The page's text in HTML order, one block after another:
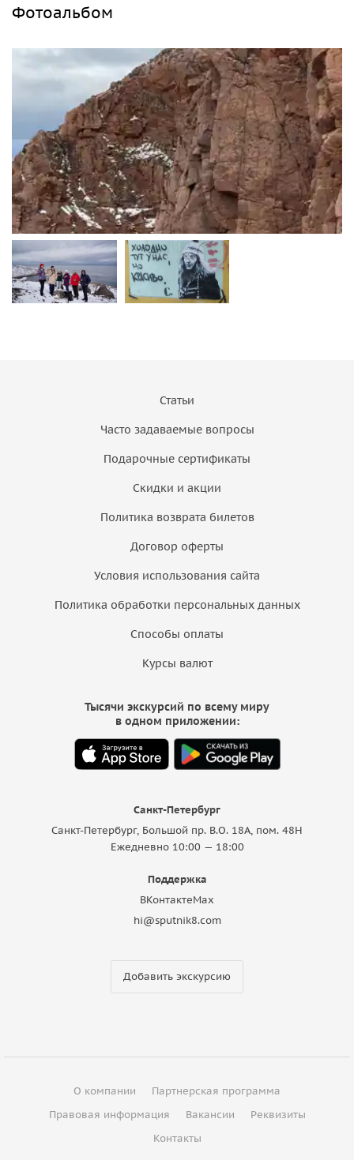
Фотоальбом
Статьи
Часто задаваемые вопросы
Подарочные сертификаты
Скидки и акции
Политика возврата билетов
Договор оферты
Условия использования сайта
Политика обработки персональных данных
Способы оплаты
Курсы валют
Санкт-Петербург
Санкт-Петербург, Большой пр. В.О. 18A, пом. 48Н
Ежедневно 10:00 — 18:00
Поддержка
ВКонтактеMax
hi@sputnik8.com
Добавить экскурсию
Тысячи экскурсий по всему миру
в одном приложении:
О компании
Партнерская программа
Правовая информация
Вакансии
Реквизиты
Контакты